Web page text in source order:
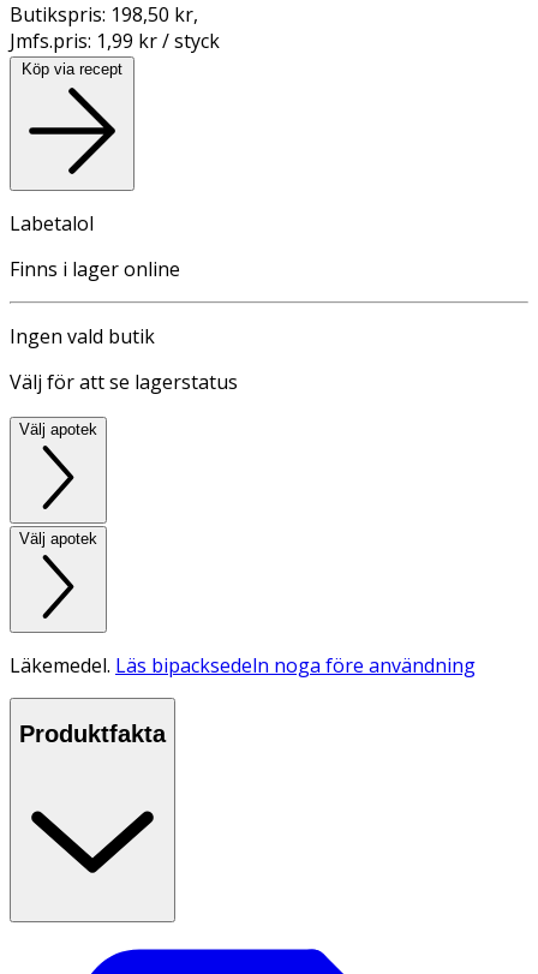
Butikspris: 198,50 kr,
Jmfs.pris: 1,99 kr / styck
Köp via recept
Labetalol
Finns i lager online
Ingen vald butik
Välj för att se lagerstatus
Välj apotek
Välj apotek
Läkemedel. Läs bipacksedeln noga före användning
Produktfakta